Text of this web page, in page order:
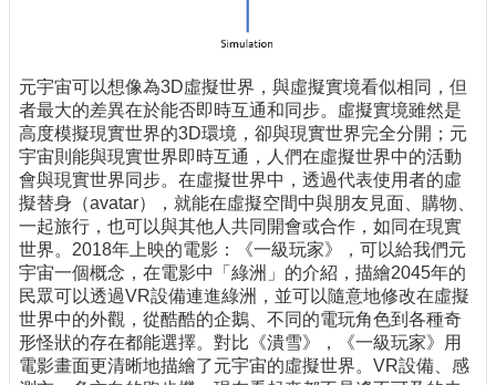
元宇宙可以想像為3D虛擬世界，與虛擬實境看似相同，但
者最大的差異在於能否即時互通和同步。虛擬實境雖然是
高度模擬現實世界的3D環境，卻與現實世界完全分開；元
宇宙則能與現實世界即時互通，人們在虛擬世界中的活動
會與現實世界同步。在虛擬世界中，透過代表使用者的虛
擬替身（avatar），就能在虛擬空間中與朋友見面、購物、
一起旅行，也可以與其他人共同開會或合作，如同在現實
世界。2018年上映的電影：《一級玩家》，可以給我們元
宇宙一個概念，在電影中「綠洲」的介紹，描繪2045年的
民眾可以透過VR設備連進綠洲，並可以隨意地修改在虛擬
世界中的外觀，從酷酷的企鵝、不同的電玩角色到各種奇
形怪狀的存在都能選擇。對比《潰雪》，《一級玩家》用
電影畫面更清晰地描繪了元宇宙的虛擬世界。VR設備、感